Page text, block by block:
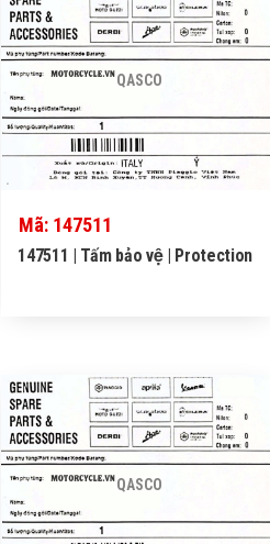
QASCO
Mã: 147511
147511 | Tấm bảo vệ | Protection
QASCO